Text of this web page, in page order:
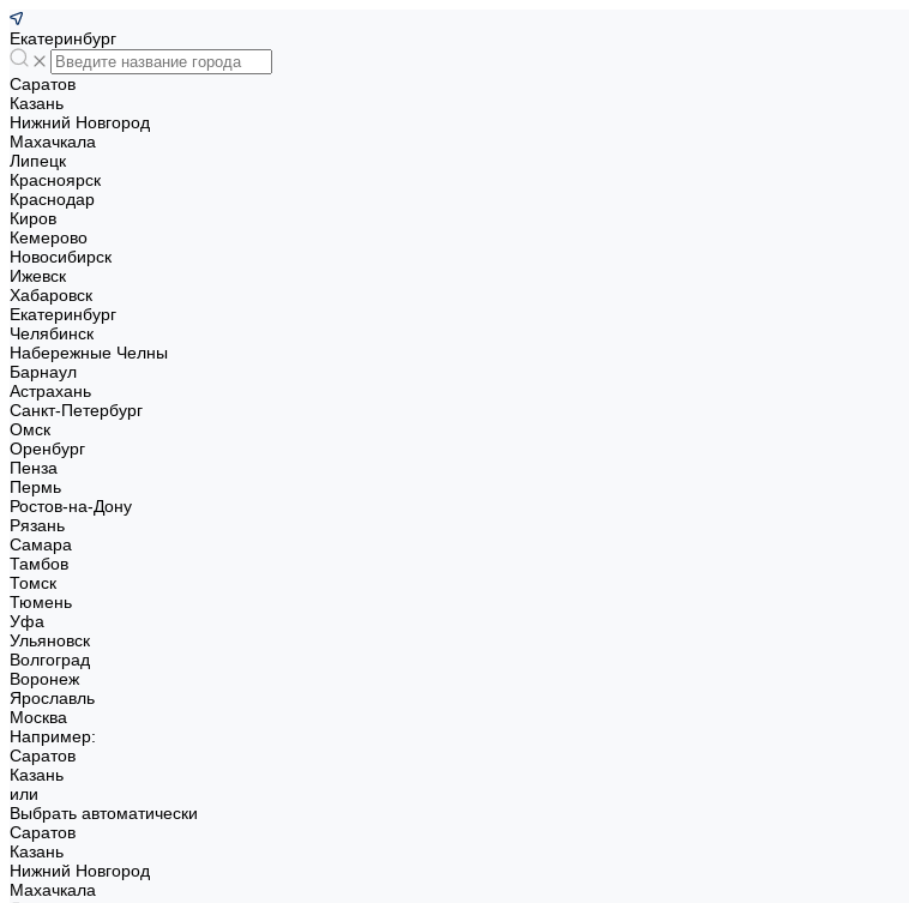
Екатеринбург
Саратов
Казань
Нижний Новгород
Махачкала
Липецк
Красноярск
Краснодар
Киров
Кемерово
Новосибирск
Ижевск
Хабаровск
Екатеринбург
Челябинск
Набережные Челны
Барнаул
Астрахань
Санкт-Петербург
Омск
Оренбург
Пенза
Пермь
Ростов-на-Дону
Рязань
Самара
Тамбов
Томск
Тюмень
Уфа
Ульяновск
Волгоград
Воронеж
Ярославль
Москва
Например:
Саратов
Казань
или
Выбрать автоматически
Саратов
Казань
Нижний Новгород
Махачкала